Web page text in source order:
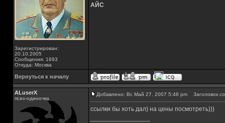
Зарегистрирован:
20.10.2005
Сообщения: 1693
Откуда: Москва
АЙС
Вернуться к началу
ALuserX
псих-одиночка
Добавлено: Вс Май 27, 2007 5:48 pm Заголовок
ссылки бы хоть дал) на цены посмотреть)))